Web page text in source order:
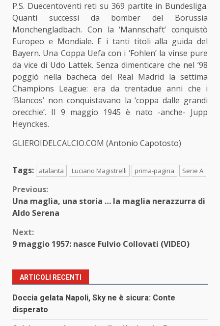
P.S. Duecentoventi reti su 369 partite in Bundesliga.
Quanti successi da bomber del Borussia
Monchengladbach. Con la ‘Mannschaft’ conquistò
Europeo e Mondiale. E i tanti titoli alla guida del
Bayern. Una Coppa Uefa con i ‘Fohlen’ la vinse pure
da vice di Udo Lattek. Senza dimenticare che nel ’98
poggiò nella bacheca del Real Madrid la settima
Champions League: era da trentadue anni che i
‘Blancos’ non conquistavano la ‘coppa dalle grandi
orecchie’. Il 9 maggio 1945 è nato -anche- Jupp
Heynckes.
GLIEROIDELCALCIO.COM (Antonio Capotosto)
Tags: atalanta Luciano Magistrelli prima-pagina Serie A
Continue
Reading
Previous:
Una maglia, una storia … la maglia nerazzurra di
Aldo Serena
Next:
9 maggio 1957: nasce Fulvio Collovati (VIDEO)
ARTICOLI RECENTI
Doccia gelata Napoli, Sky ne è sicura: Conte
disperato